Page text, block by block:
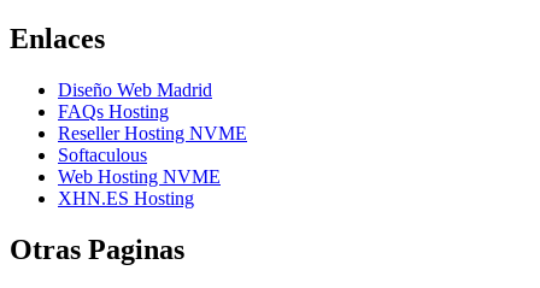
Enlaces
Diseño Web Madrid
FAQs Hosting
Reseller Hosting NVME
Softaculous
Web Hosting NVME
XHN.ES Hosting
Otras Paginas